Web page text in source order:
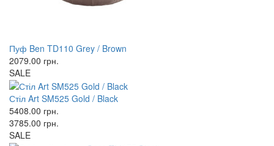
Пуф Ben TD110 Grey / Brown
2079.00 грн.
SALE
Стіл Art SM525 Gold / Black
5408.00 грн.
3785.00 грн.
SALE